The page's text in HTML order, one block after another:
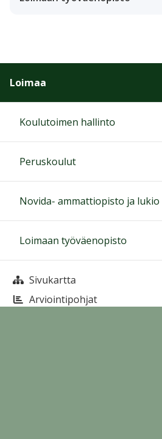
Loimaa
Koulutoimen hallinto
Peruskoulut
Novida- ammattiopisto ja lukio
Loimaan työväenopisto
Sivukartta
Arviointipohjat